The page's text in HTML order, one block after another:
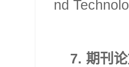
nd
7. 期刊